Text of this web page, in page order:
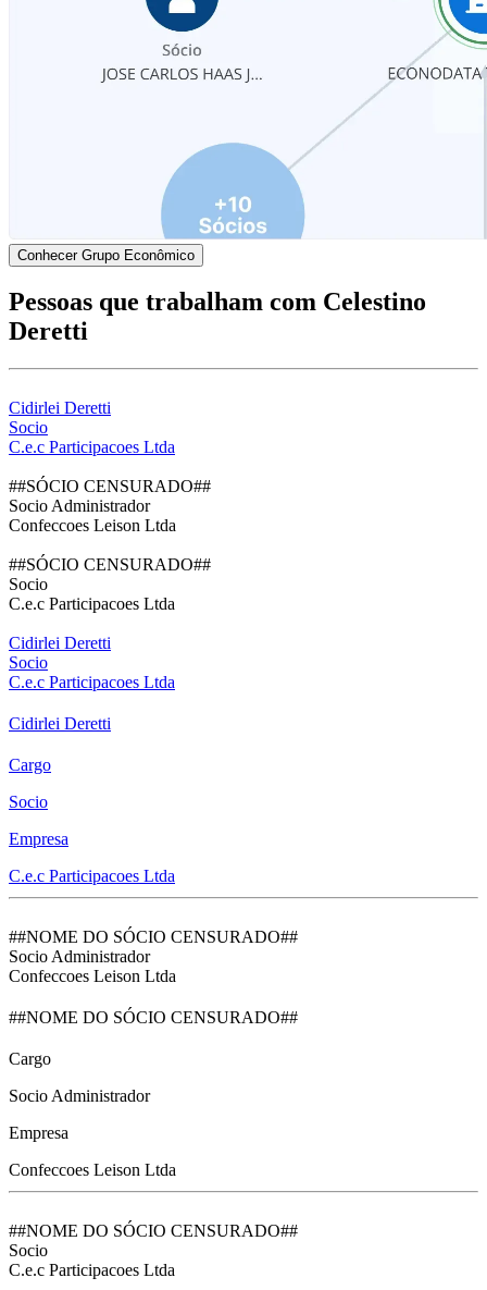
Conhecer Grupo Econômico
Pessoas que trabalham com Celestino
Deretti
Cidirlei Deretti
Socio
C.e.c Participacoes Ltda
##SÓCIO CENSURADO##
Socio Administrador
Confeccoes Leison Ltda
##SÓCIO CENSURADO##
Socio
C.e.c Participacoes Ltda
Cidirlei Deretti
Socio
C.e.c Participacoes Ltda
Cidirlei Deretti
Cargo
Socio
Empresa
C.e.c Participacoes Ltda
##NOME DO SÓCIO CENSURADO##
Socio Administrador
Confeccoes Leison Ltda
##NOME DO SÓCIO CENSURADO##
Cargo
Socio Administrador
Empresa
Confeccoes Leison Ltda
##NOME DO SÓCIO CENSURADO##
Socio
C.e.c Participacoes Ltda